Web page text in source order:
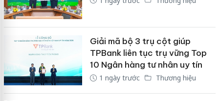
Giải mã bộ 3 trụ cột giúp
TPBank liên tục trụ vững Top
10 Ngân hàng tư nhân uy tín
1 ngày trước Thương hiệu